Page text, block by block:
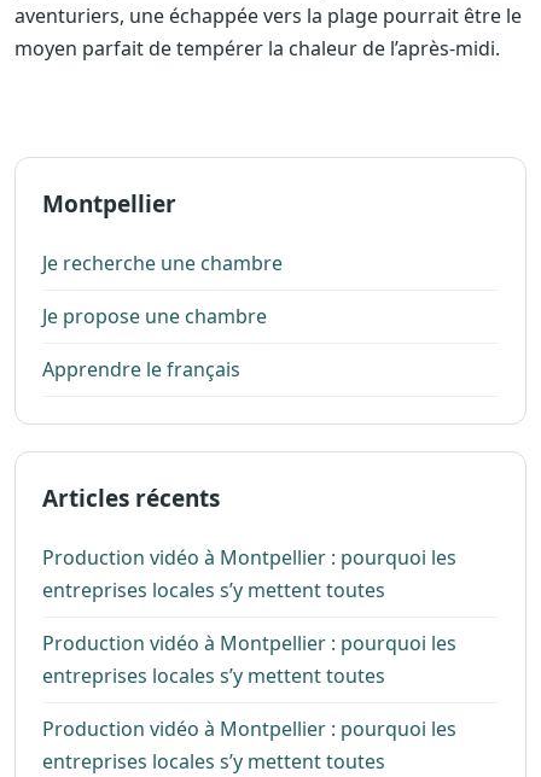
aventuriers, une échappée vers la plage pourrait être le
moyen parfait de tempérer la chaleur de l’après-midi.
Montpellier
Je recherche une chambre
Je propose une chambre
Apprendre le français
Articles récents
Production vidéo à Montpellier : pourquoi les
entreprises locales s’y mettent toutes
Production vidéo à Montpellier : pourquoi les
entreprises locales s’y mettent toutes
Production vidéo à Montpellier : pourquoi les
entreprises locales s’y mettent toutes